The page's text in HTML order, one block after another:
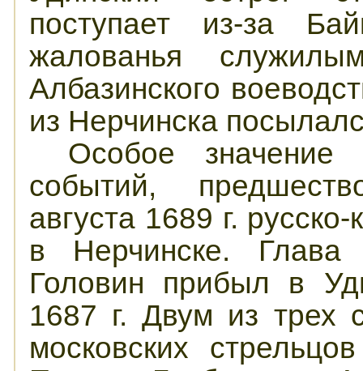
поступает из-за
жалованья
Албазинского
из Нерчинска
Особое
событий,
августа 1689 г.
в Нерчинске. Глава
Головин прибыл в
1687 г. Двум из трех
московских